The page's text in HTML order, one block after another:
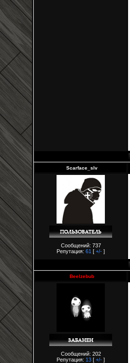
Scarface_slv
Сообщений: 737
Репутация: 61 [ +/- ]
Beelzebub
Сообщений: 202
Репутация: 13 [ +/- ]